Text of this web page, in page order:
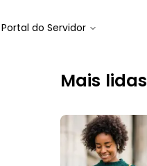
Portal do Servidor
Mais lidas